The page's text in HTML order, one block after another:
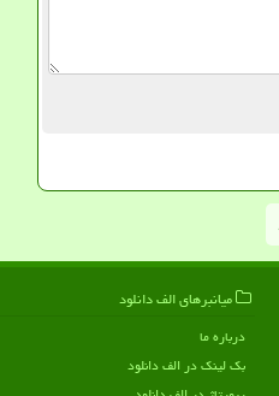
میانبرهای الف دانلود
درباره ما
بک لینک در الف دانلود